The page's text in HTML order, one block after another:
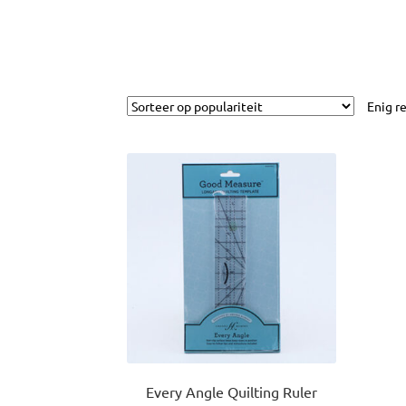
Enig
Every Angle Quilting Ruler